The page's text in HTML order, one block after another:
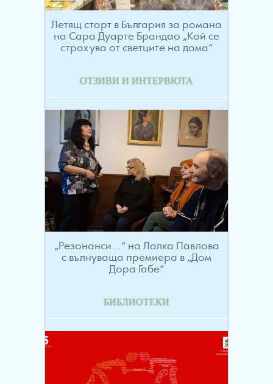
Летящ старт в България за романа
на Сара Дуарте Брандао „Кой се
страхува от светците на дома“
ОТЗИВИ И ИНТЕРВЮТА
„Резонанси…“ на Лалка Павлова
с вълнуваща премиера в „Дом
Дора Габе“
БИБЛИОТЕКИ